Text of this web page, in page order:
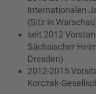
Internationalen
(Sitz in
seit 2012
Sächsischer
Dresden)
2012-2015
Korczak-